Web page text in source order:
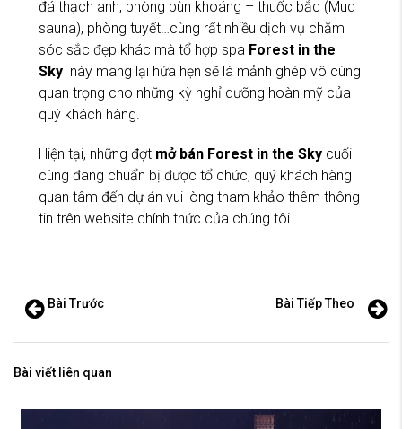
đá thạch anh, phòng bùn khoáng – thuốc bắc (Mud
sauna), phòng tuyết…cùng rất nhiều dịch vụ chăm
sóc sắc đẹp khác mà tổ hợp spa Forest in the
Sky này mang lại hứa hẹn sẽ là mảnh ghép vô cùng
quan trọng cho những kỳ nghỉ dưỡng hoàn mỹ của
quý khách hàng.
Hiện tại, những đợt mở bán Forest in the Sky cuối
cùng đang chuẩn bị được tổ chức, quý khách hàng
quan tâm đến dự án vui lòng tham khảo thêm thông
tin trên website chính thức của chúng tôi.
Bài Trước Bài Tiếp Theo
Bài viết liên quan